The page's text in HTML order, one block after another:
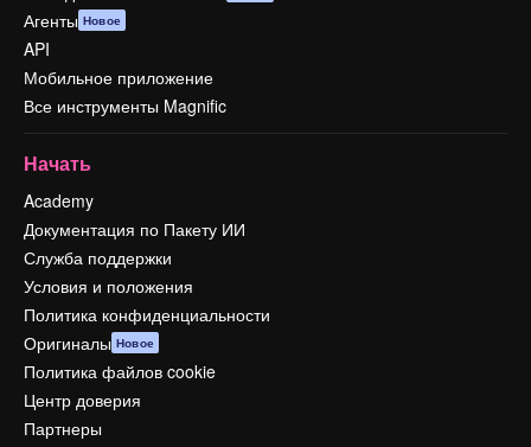
Агенты Новое
API
Мобильное приложение
Все инструменты Magnific
Начать
Academy
Документация по Пакету ИИ
Служба поддержки
Условия и положения
Политика конфиденциальности
Оригиналы Новое
Политика файлов cookie
Центр доверия
Партнеры